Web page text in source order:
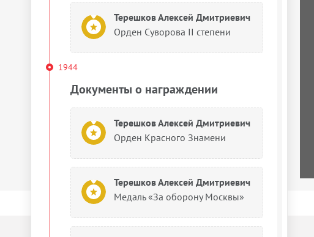
Терешков Алексей Дмитриевич
Орден Суворова II степени
1944
Документы о награждении
Терешков Алексей Дмитриевич
Орден Красного Знамени
Терешков Алексей Дмитриевич
Медаль «За оборону Москвы»